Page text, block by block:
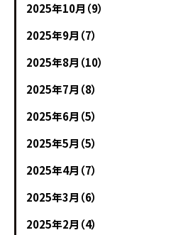
2025年10月（9）
2025年9月（7）
2025年8月（10）
2025年7月（8）
2025年6月（5）
2025年5月（5）
2025年4月（7）
2025年3月（6）
2025年2月（4）